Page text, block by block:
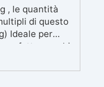
, le quantità
di questo
Ideale per
perfetta per chi
una finitura
condizione.